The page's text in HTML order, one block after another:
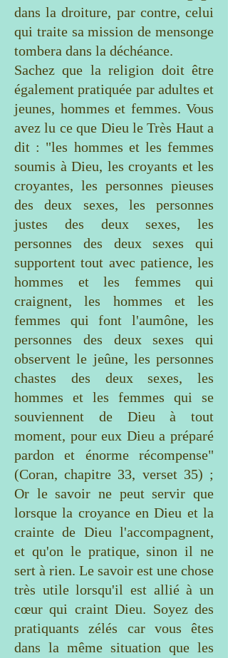
dans la droiture, par contre, celui
qui traite sa mission de mensonge
tombera dans la déchéance.
Sachez que la religion doit être
également pratiquée par adultes et
jeunes, hommes et femmes. Vous
avez lu ce que Dieu le Très Haut a
dit : "les hommes et les femmes
soumis à Dieu, les croyants et les
croyantes, les personnes pieuses
des deux sexes, les personnes
justes des deux sexes, les
personnes des deux sexes qui
supportent tout avec patience, les
hommes et les femmes qui
craignent, les hommes et les
femmes qui font l'aumône, les
personnes des deux sexes qui
observent le jeûne, les personnes
chastes des deux sexes, les
hommes et les femmes qui se
souviennent de Dieu à tout
moment, pour eux Dieu a préparé
pardon et énorme récompense"
(Coran, chapitre 33, verset 35) ;
Or le savoir ne peut servir que
lorsque la croyance en Dieu et la
crainte de Dieu l'accompagnent,
et qu'on le pratique, sinon il ne
sert à rien. Le savoir est une chose
très utile lorsqu'il est allié à un
cœur qui craint Dieu. Soyez des
pratiquants zélés car vous êtes
dans la même situation que les